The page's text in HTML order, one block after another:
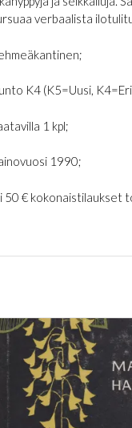
verbaalista
K4 (K5=Uusi,
1 kpl;
1990;
50 € kokonaistilaukset